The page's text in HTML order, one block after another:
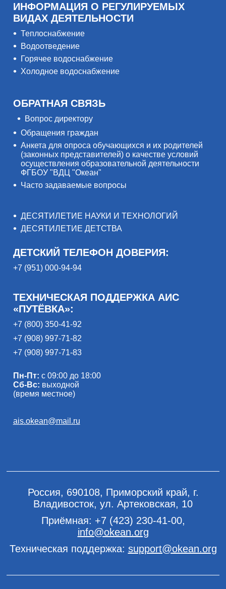
ИНФОРМАЦИЯ О РЕГУЛИРУЕМЫХ
ВИДАХ ДЕЯТЕЛЬНОСТИ
Теплоснабжение
Водоотведение
Горячее водоснабжение
Холодное водоснабжение
ОБРАТНАЯ СВЯЗЬ
Вопрос директору
Обращения граждан
Анкета для опроса обучающихся и их родителей
(законных представителей) о качестве условий
осуществления образовательной деятельности
ФГБОУ "ВДЦ "Океан"
Часто задаваемые вопросы
ДЕСЯТИЛЕТИЕ НАУКИ И ТЕХНОЛОГИЙ
ДЕСЯТИЛЕТИЕ ДЕТСТВА
ДЕТСКИЙ ТЕЛЕФОН ДОВЕРИЯ:
+7 (951) 000-94-94
ТЕХНИЧЕСКАЯ ПОДДЕРЖКА АИС
«ПУТЁВКА»:
+7 (800) 350-41-92
+7 (908) 997-71-82
+7 (908) 997-71-83
Пн-Пт: с 09:00 до 18:00
Сб-Вс: выходной
(время местное)
ais.okean@mail.ru
Россия, 690108, Приморский край, г.
Владивосток, ул. Артековская, 10
Приёмная: +7 (423) 230-41-00,
info@okean.org
Техническая поддержка: support@okean.org